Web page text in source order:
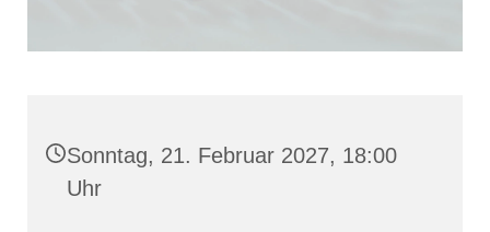
Sonntag, 21. Februar 2027, 18:00
Uhr